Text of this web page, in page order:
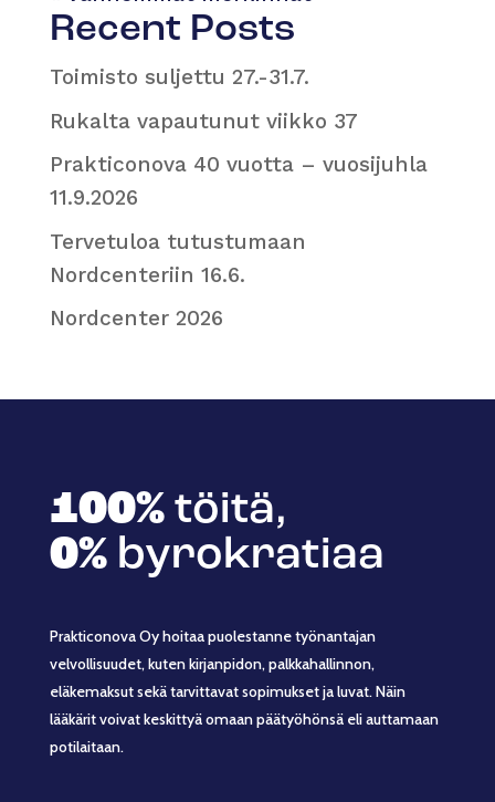
Recent Posts
Toimisto suljettu 27.-31.7.
Rukalta vapautunut viikko 37
Prakticonova 40 vuotta – vuosijuhla
11.9.2026
Tervetuloa tutustumaan
Nordcenteriin 16.6.
Nordcenter 2026
100%töitä,
0%byrokratiaa
Prakticonova Oy hoitaa puolestanne työnantajan
velvollisuudet, kuten kirjanpidon, palkkahallinnon,
eläkemaksut sekä tarvittavat sopimukset ja luvat. Näin
lääkärit voivat keskittyä omaan päätyöhönsä eli auttamaan
potilaitaan.